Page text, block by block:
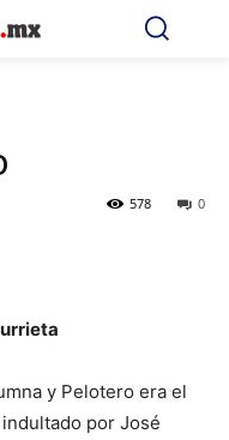
0
578
y Pelotero era el
por José